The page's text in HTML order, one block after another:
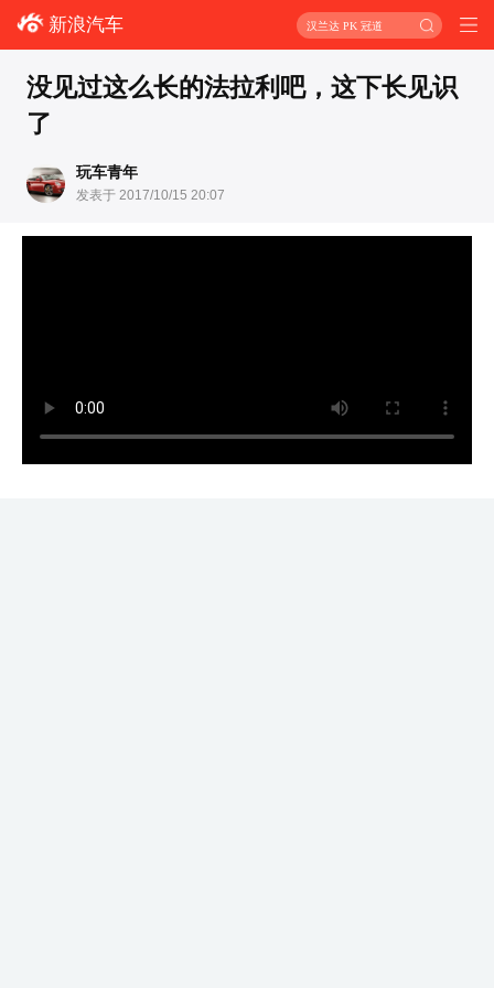
新浪汽车 汉兰达 PK 冠道
没见过这么长的法拉利吧，这下长见识
了
玩车青年
发表于 2017/10/15 20:07